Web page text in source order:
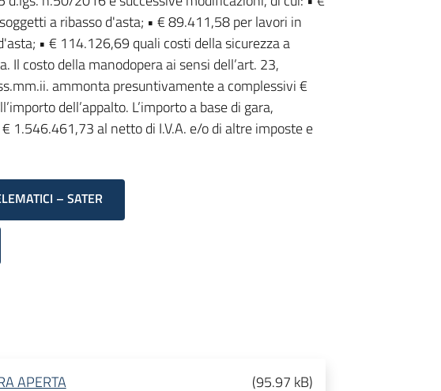
a ribasso d'asta; • € 89.411,58 per lavori in
• € 114.126,69 quali costi della sicurezza a
Il costo della manodopera ai sensi dell’art. 23,
ammonta presuntivamente a complessivi €
dell’appalto. L’importo a base di gara,
1.546.461,73 al netto di I.V.A. e/o di altre imposte e
– SATER
APERTA (95.97 kB)